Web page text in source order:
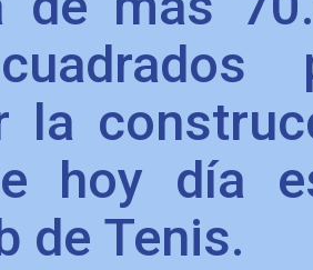
la
hoy día
de Tenis.